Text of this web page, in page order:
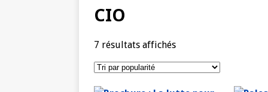
CIO
7 résultats affichés